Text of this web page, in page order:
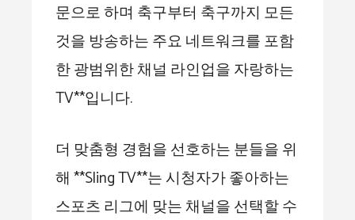
문으로 하며 축구부터 축구까지 모든
것을 방송하는 주요 네트워크를 포함
한 광범위한 채널 라인업을 자랑하는
TV**입니다.
더 맞춤형 경험을 선호하는 분들을 위
해 **Sling TV**는 시청자가 좋아하는
스포츠 리그에 맞는 채널을 선택할 수